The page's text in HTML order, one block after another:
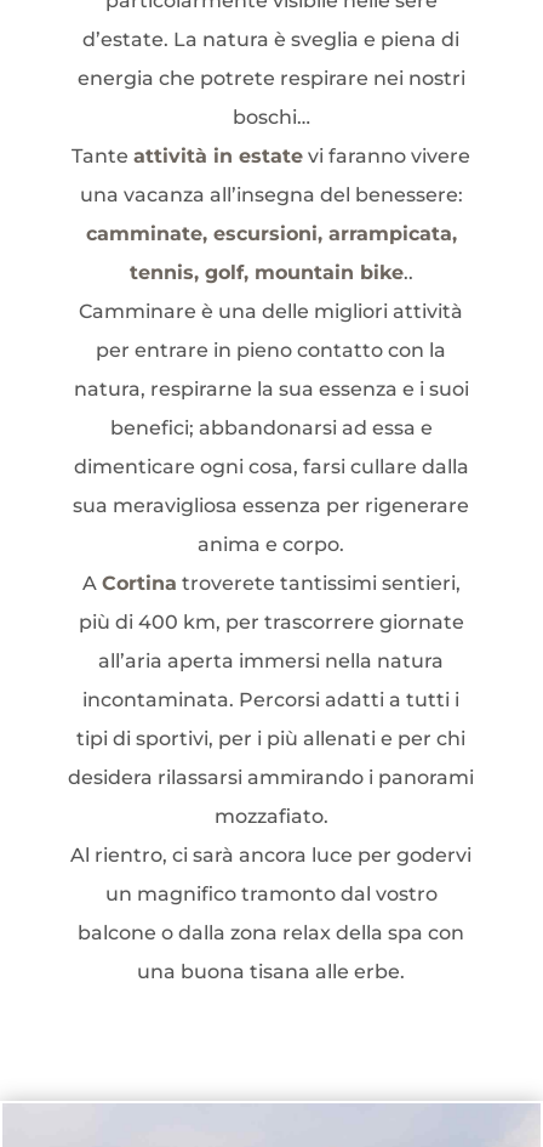
d’estate. La natura è sveglia e piena di
energia che potrete respirare nei nostri
boschi…
Tanteattività in estate vi faranno vivere
una vacanza all’insegna del benessere:
camminate, escursioni, arrampicata,
tennis, golf, mountain bike..
Camminare è una delle migliori attività
per entrare in pieno contatto con la
natura, respirarne la sua essenza e i suoi
benefici; abbandonarsi ad essa e
dimenticare ogni cosa, farsi cullare dalla
sua meravigliosa essenza per rigenerare
anima e corpo.
A Cortina troverete tantissimi sentieri,
più di 400 km, per trascorrere giornate
all’aria aperta immersi nella natura
incontaminata. Percorsi adatti a tutti i
tipi di sportivi, per i più allenati e per chi
desidera rilassarsi ammirando i panorami
mozzafiato.
Al rientro, ci sarà ancora luce per godervi
un magnifico tramonto dal vostro
balcone o dalla zona relax della spa con
una buona tisana alle erbe.